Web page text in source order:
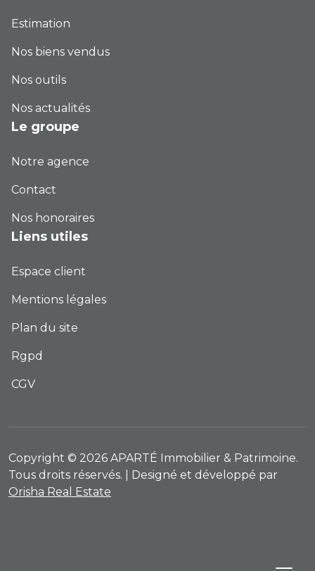
Estimation
Nos biens vendus
Nos outils
Nos actualités
Le groupe
Notre agence
Contact
Nos honoraires
Liens utiles
Espace client
Mentions légales
Plan du site
Rgpd
CGV
Copyright © 2026 APARTÉ Immobilier & Patrimoine.
Tous droits réservés. | Designé et développé par
Orisha Real Estate